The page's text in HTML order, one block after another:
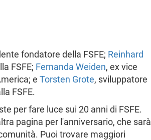
fondatore della FSFE; Reinhard
FSFE; Fernanda Weiden, ex vice
e Torsten Grote, sviluppatore
FSFE.
per fare luce sui 20 anni di FSFE.
pagina per l'anniversario, che sarà
Puoi trovare maggiori